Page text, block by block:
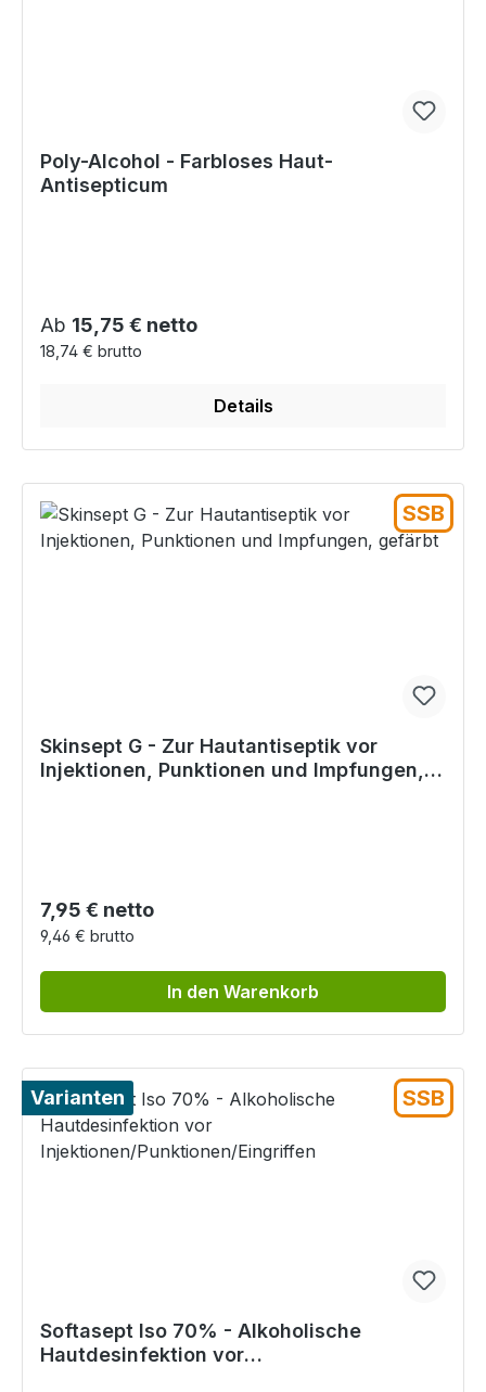
Poly-Alcohol - Farbloses Haut-
Antisepticum
Regulärer Preis:
Ab 15,75 € netto
18,74 € brutto
Details
SSB
Skinsept G - Zur Hautantiseptik vor
Injektionen, Punktionen und Impfungen,
Regulärer Preis:
7,95 € netto
9,46 € brutto
In den Warenkorb
Varianten SSB
Softasept Iso 70% - Alkoholische
Hautdesinfektion vor